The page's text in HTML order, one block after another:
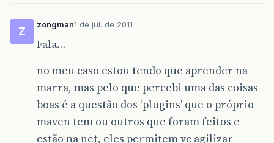
Z
zongman1 de jul. de 2011
Fala…
no meu caso estou tendo que aprender na
marra, mas pelo que percebi uma das coisas
boas é a questão dos ‘plugins’ que o próprio
maven tem ou outros que foram feitos e
estão na net, eles permitem vc agilizar